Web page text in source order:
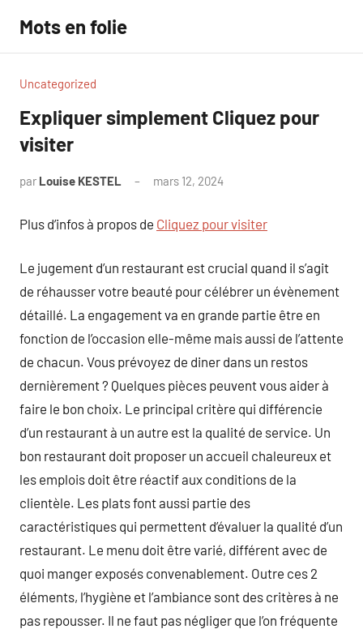
contenu
Mots en folie
Uncategorized
Expliquer simplement Cliquez pour
visiter
par Louise KESTEL mars 12, 2024
Plus d’infos à propos de Cliquez pour visiter
Le jugement d’un restaurant est crucial quand il s’agit
de réhausser votre beauté pour célébrer un évènement
détaillé. La engagement va en grande partie être en
fonction de l’occasion elle-même mais aussi de l’attente
de chacun. Vous prévoyez de diner dans un restos
dernièrement ? Quelques pièces peuvent vous aider à
faire le bon choix. Le principal critère qui différencie
d’un restaurant à un autre est la qualité de service. Un
bon restaurant doit proposer un accueil chaleureux et
les emplois doit être réactif aux conditions de la
clientèle. Les plats font aussi partie des
caractéristiques qui permettent d’évaluer la qualité d’un
restaurant. Le menu doit être varié, différent avec de
quoi manger exposés convenablement. Outre ces 2
éléments, l’hygiène et l’ambiance sont des critères à ne
pas repousser. Il ne faut pas négliger que l’on fréquente